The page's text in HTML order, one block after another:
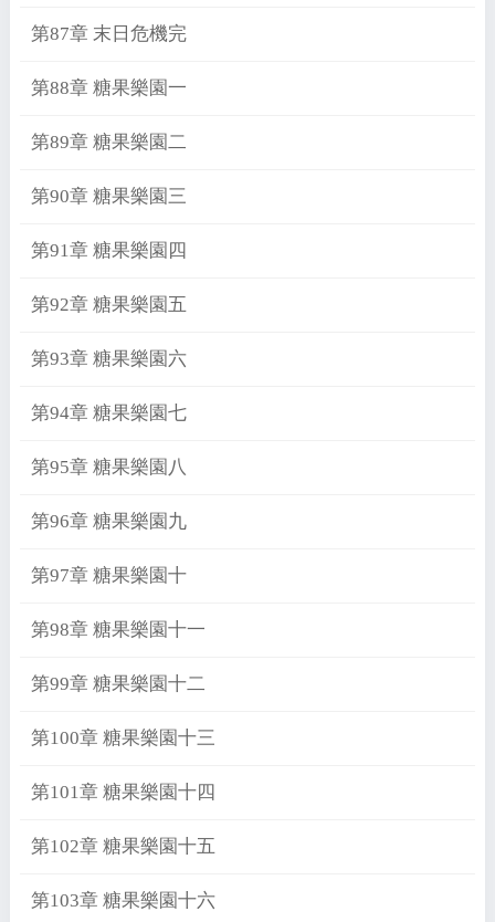
第87章 末日危機完
第88章 糖果樂園一
第89章 糖果樂園二
第90章 糖果樂園三
第91章 糖果樂園四
第92章 糖果樂園五
第93章 糖果樂園六
第94章 糖果樂園七
第95章 糖果樂園八
第96章 糖果樂園九
第97章 糖果樂園十
第98章 糖果樂園十一
第99章 糖果樂園十二
第100章 糖果樂園十三
第101章 糖果樂園十四
第102章 糖果樂園十五
第103章 糖果樂園十六